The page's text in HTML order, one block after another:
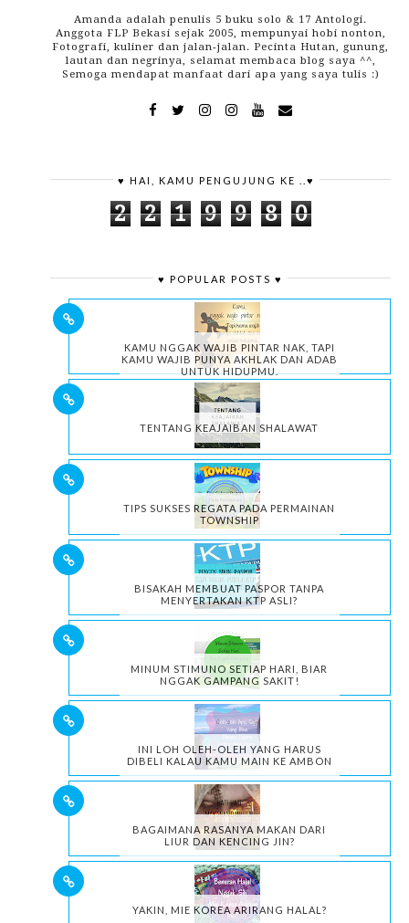
Amanda adalah penulis 5 buku solo & 17 Antologi.
Anggota FLP Bekasi sejak 2005, mempunyai hobi nonton,
Fotografi, kuliner dan jalan-jalan. Pecinta Hutan, gunung,
lautan dan negrinya, selamat membaca blog saya ^^,
Semoga mendapat manfaat dari apa yang saya tulis :)
♥ HAI, KAMU PENGUJUNG KE ..♥
2 2 1 9 9 8 0
♥ POPULAR POSTS ♥
KAMU NGGAK WAJIB PINTAR NAK, TAPI
KAMU WAJIB PUNYA AKHLAK DAN ADAB
UNTUK HIDUPMU.
TENTANG KEAJAIBAN SHALAWAT
TIPS SUKSES REGATA PADA PERMAINAN
TOWNSHIP
BISAKAH MEMBUAT PASPOR TANPA
MENYERTAKAN KTP ASLI?
MINUM STIMUNO SETIAP HARI, BIAR
NGGAK GAMPANG SAKIT!
INI LOH OLEH-OLEH YANG HARUS
DIBELI KALAU KAMU MAIN KE AMBON
BAGAIMANA RASANYA MAKAN DARI
LIUR DAN KENCING JIN?
YAKIN, MIE KOREA ARIRANG HALAL?